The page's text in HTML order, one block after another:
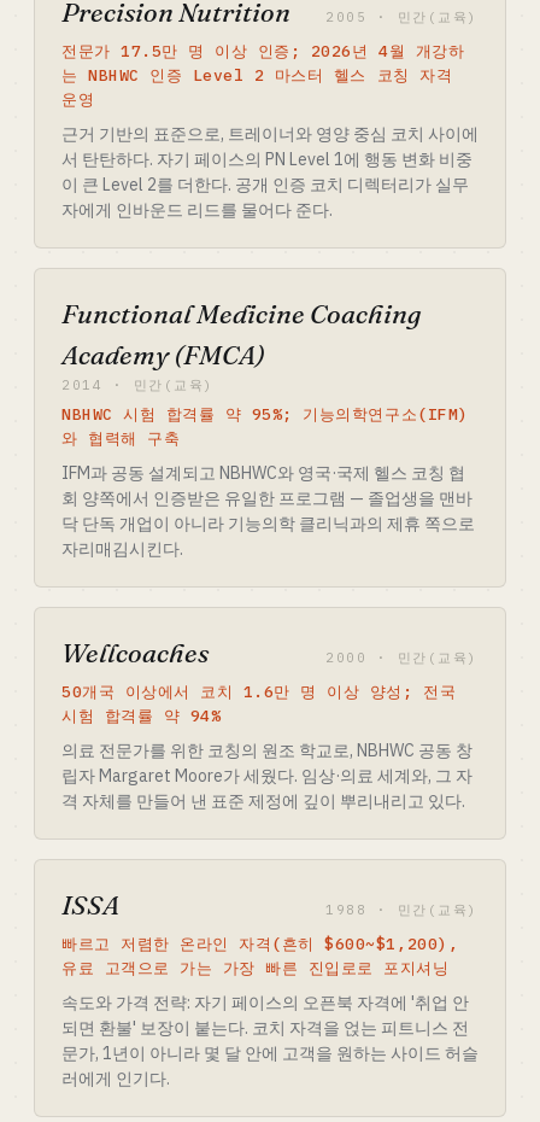
Precision Nutrition 2005 · 민간(교육)
전문가 17.5만 명 이상 인증; 2026년 4월 개강하
는 NBHWC 인증 Level 2 마스터 헬스 코칭 자격
운영
근거 기반의 표준으로, 트레이너와 영양 중심 코치 사이에
서 탄탄하다. 자기 페이스의 PN Level 1에 행동 변화 비중
이 큰 Level 2를 더한다. 공개 인증 코치 디렉터리가 실무
자에게 인바운드 리드를 물어다 준다.
Functional Medicine Coaching
Academy (FMCA)
2014 · 민간(교육)
NBHWC 시험 합격률 약 95%; 기능의학연구소(IFM)
와 협력해 구축
IFM과 공동 설계되고 NBHWC와 영국·국제 헬스 코칭 협
회 양쪽에서 인증받은 유일한 프로그램 — 졸업생을 맨바
닥 단독 개업이 아니라 기능의학 클리닉과의 제휴 쪽으로
자리매김시킨다.
Wellcoaches 2000 · 민간(교육)
50개국 이상에서 코치 1.6만 명 이상 양성; 전국
시험 합격률 약 94%
의료 전문가를 위한 코칭의 원조 학교로, NBHWC 공동 창
립자 Margaret Moore가 세웠다. 임상·의료 세계와, 그 자
격 자체를 만들어 낸 표준 제정에 깊이 뿌리내리고 있다.
ISSA 1988 · 민간(교육)
빠르고 저렴한 온라인 자격(흔히 $600~$1,200),
유료 고객으로 가는 가장 빠른 진입로로 포지셔닝
속도와 가격 전략: 자기 페이스의 오픈북 자격에 '취업 안
되면 환불' 보장이 붙는다. 코치 자격을 얹는 피트니스 전
문가, 1년이 아니라 몇 달 안에 고객을 원하는 사이드 허슬
러에게 인기다.